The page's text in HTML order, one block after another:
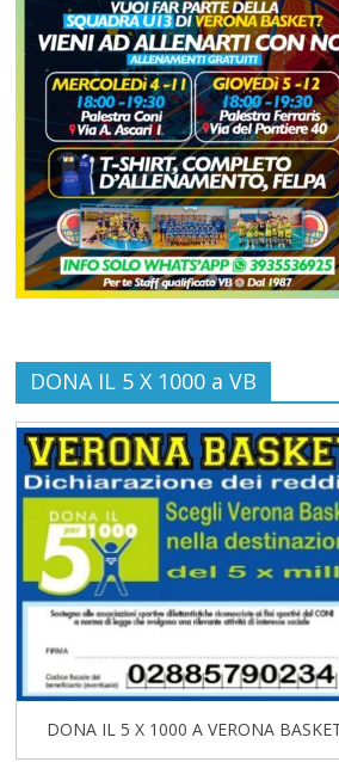
DONA IL 5 X 1000 a VB
DONA IL 5 X 1000 A VERONA